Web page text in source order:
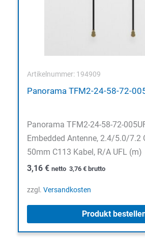
Artikelnummer: 194909
Panorama TFM2-24-58-72-
Panorama TFM2-24-58-72-
Embedded Antenne, 2.4/5.0/7.2
50mm C113 Kabel, R/A UFL (m)
3,16 € netto 3,76 € brutto
zzgl. Versandkosten
Produkt